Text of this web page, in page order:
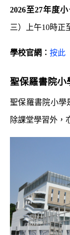
2026至27年度小
三）上午10時正
學校官網︰ 按此
聖保羅書院小
聖保羅書院小學
除課堂學習外，